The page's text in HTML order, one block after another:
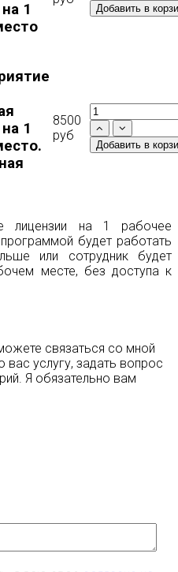
1
1
8500
руб
лицензии на 1 рабочее
будет работать
или сотрудник будет
месте, без доступа к
связаться со мной
услугу, задать вопрос
Я обязательно вам